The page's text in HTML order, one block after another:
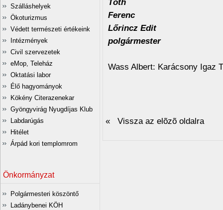
Szálláshelyek
Ökoturizmus
Védett természeti értékeink
Intézmények
Civil szervezetek
eMop, Teleház
Oktatási labor
Élő hagyományok
Kökény Citerazenekar
Gyöngyvirág Nyugdíjas Klub
Labdarúgás
Hitélet
Árpád kori templomrom
Önkormányzat
Polgármesteri köszöntő
Ladánybenei KÖH
Tóth
Lőrincz Edit
Wass Albert: Karácsony Igaz
« Vissza az elõzõ oldalra